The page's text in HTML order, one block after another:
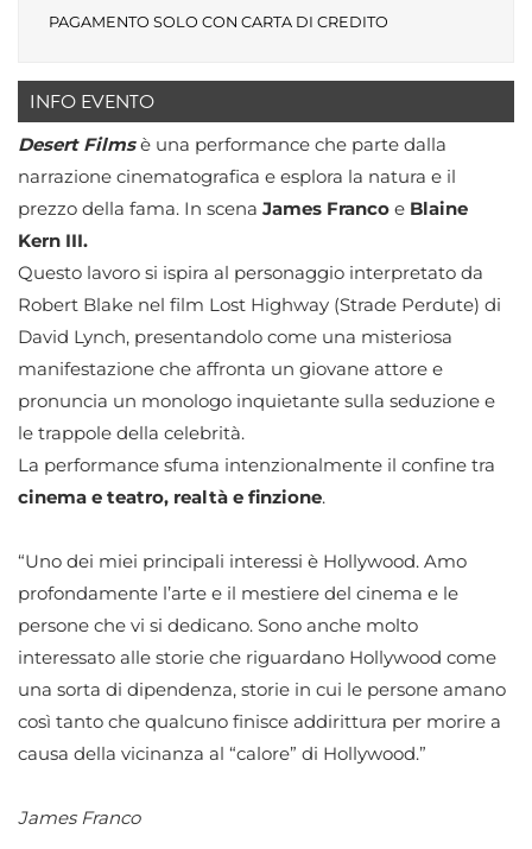
PAGAMENTO SOLO CON CARTA DI CREDITO
INFO EVENTO
Desert Filmsè una performance che parte dalla
narrazione cinematografica e esplora la natura e il
prezzo della fama. In scena James Franco e Blaine
Kern III.
Questo lavoro si ispira al personaggio interpretato da
Robert Blake nel film Lost Highway (Strade Perdute) di
David Lynch, presentandolo come una misteriosa
manifestazione che affronta un giovane attore e
pronuncia un monologo inquietante sulla seduzione e
le trappole della celebrità.
La performance sfuma intenzionalmente il confine tra
cinema e teatro, realtà e finzione.
“Uno dei miei principali interessi è Hollywood. Amo
profondamente l’arte e il mestiere del cinema e le
persone che vi si dedicano. Sono anche molto
interessato alle storie che riguardano Hollywood come
una sorta di dipendenza, storie in cui le persone amano
così tanto che qualcuno finisce addirittura per morire a
causa della vicinanza al “calore” di Hollywood.”
James Franco